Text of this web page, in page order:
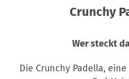
Crunchy
Wer steckt
Die Crunchy Padella,